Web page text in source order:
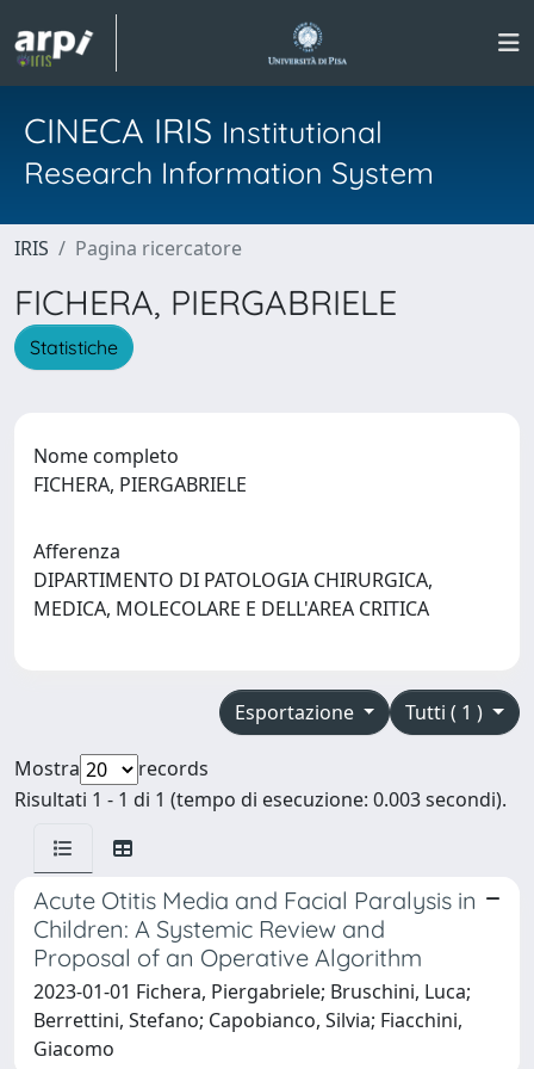
CINECA IRIS Institutional
Research Information System
IRIS Pagina ricercatore
FICHERA, PIERGABRIELE
Statistiche
Nome completo
FICHERA, PIERGABRIELE
Afferenza
DIPARTIMENTO DI PATOLOGIA CHIRURGICA,
MEDICA, MOLECOLARE E DELL'AREA CRITICA
Tutti ( 1 )
Esportazione
Mostra
records
Risultati 1 - 1 di 1 (tempo di esecuzione: 0.003 secondi).
Acute Otitis Media and Facial Paralysis in
Children: A Systemic Review and
Proposal of an Operative Algorithm
2023-01-01 Fichera, Piergabriele; Bruschini, Luca;
Berrettini, Stefano; Capobianco, Silvia; Fiacchini,
Giacomo